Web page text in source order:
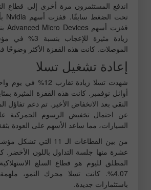
اندفع المستثمرون مرة أخرى إلى قطاع
الموصلات. كانت هذه القفزة الأكثر وضوحًا
إعادة تشغيل تسلا
شهدت تسلا زيادة تقارب
أوائل نوفمبر. كانت هذه القفزة المثيرة
النقي بعد الانخفاض الأخير. تم دعم تفاؤل
عن احتمال تخفيض الرسوم الجمركية
السيارات، مما ساعد الأسهم على العودة
عشرة منها جلسة التداول باللون الأخضر.
المطلق لليوم هو قطاع السلع
4.07%. كانت تسلا محرك النمو،
باستثمارات جديدة.